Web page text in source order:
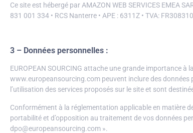
Ce site est hébergé par AMAZON WEB SERVICES EMEA
831 001 334 • RCS Nanterre • APE : 6311Z • TVA:
3 – Données personnelles :
EUROPEAN SOURCING attache une grande importance
www.europeansourcing.com peuvent inclure des
l’utilisation des services proposés sur le site et sont
Conformément à la réglementation applicable en matière
portabilité et d’opposition au traitement de vos données
dpo@europeansourcing.com ».